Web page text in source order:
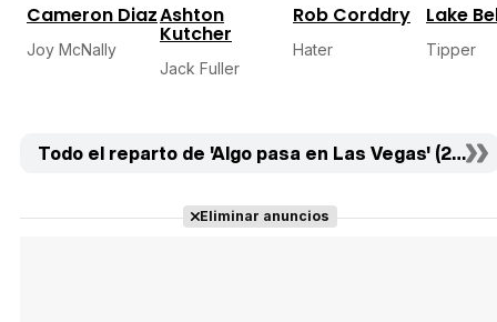
Cameron Diaz
Joy McNally
Ashton
Kutcher
Jack Fuller
Rob Corddry
Hater
Lake
Tipper
Todo el reparto de 'Algo pasa en Las Vegas' (23)
Eliminar anuncios